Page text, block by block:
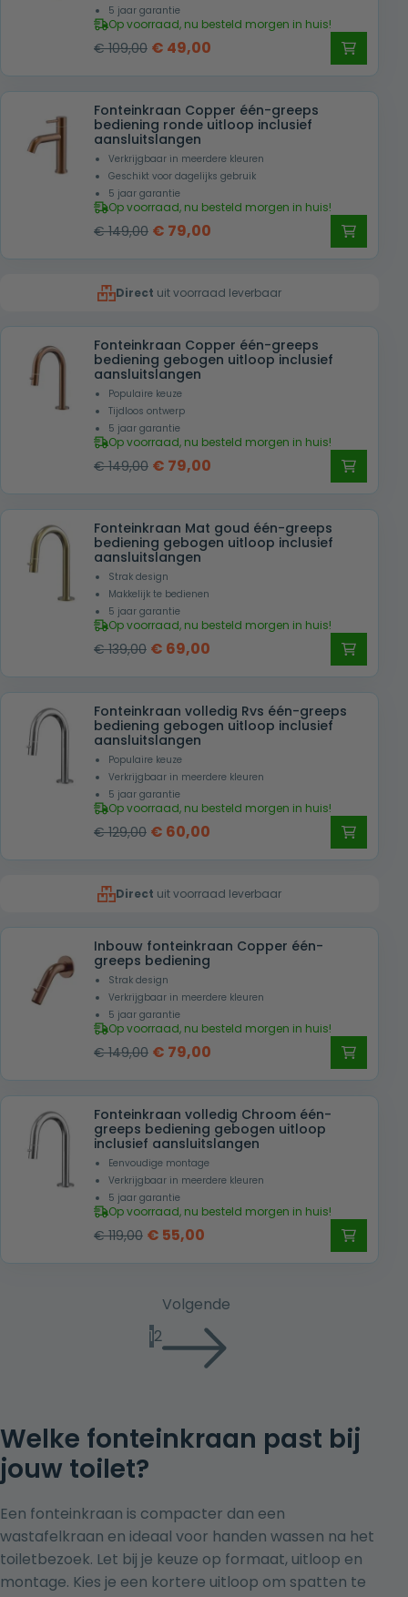
5 jaar garantie
Op voorraad, nu besteld morgen in huis!
€109,00 Oorspronkelijke
was:
€ 109,00.
€ 49,00
is:
€ 49,00.
Fonteinkraan Copper één-greeps
bediening ronde uitloop inclusief
aansluitslangen
Verkrijgbaar in meerdere kleuren
Geschikt voor dagelijks gebruik
5 jaar garantie
Op voorraad, nu besteld morgen in huis!
€149,00 Oorspronkelijke
€ 149,00.
€ 79,00
€ 79,00.
Direct uit voorraad leverbaar
Fonteinkraan Copper één-greeps
bediening gebogen uitloop inclusief
aansluitslangen
Populaire keuze
Tijdloos ontwerp
5 jaar garantie
Op voorraad, nu besteld morgen in huis!
€149,00 Oorspronkelijke
was:
€ 149,00.
€ 79,00
is:
€ 79,00.
Fonteinkraan Mat goud één-greeps
bediening gebogen uitloop inclusief
aansluitslangen
Strak design
Makkelijk te bedienen
5 jaar garantie
Op voorraad, nu besteld morgen in huis!
€139,00 Oorspronkelijke
was:
€ 139,00.
€ 69,00
is:
€ 69,00.
Fonteinkraan volledig Rvs één-greeps
bediening gebogen uitloop inclusief
aansluitslangen
Populaire keuze
Verkrijgbaar in meerdere kleuren
5 jaar garantie
Op voorraad, nu besteld morgen in huis!
€129,00 Oorspronkelijke
€ 129,00.
€ 60,00
€ 60,00.
Direct uit voorraad leverbaar
Inbouw fonteinkraan Copper één-
greeps bediening
Strak design
Verkrijgbaar in meerdere kleuren
5 jaar garantie
Op voorraad, nu besteld morgen in huis!
€149,00 Oorspronkelijke
was:
€ 149,00.
€ 79,00
is:
€ 79,00.
Fonteinkraan volledig Chroom één-
greeps bediening gebogen uitloop
inclusief aansluitslangen
Eenvoudige montage
Verkrijgbaar in meerdere kleuren
5 jaar garantie
Op voorraad, nu besteld morgen in huis!
€119,00 Oorspronkelijke
€ 119,00.
€ 55,00
€ 55,00.
12
Volgende
Welke fonteinkraan past bij
jouw toilet?
Een fonteinkraan is compacter dan een
wastafelkraan en ideaal voor handen wassen na het
toiletbezoek. Let bij je keuze op formaat, uitloop en
montage. Kies je een kortere uitloop om spatten te